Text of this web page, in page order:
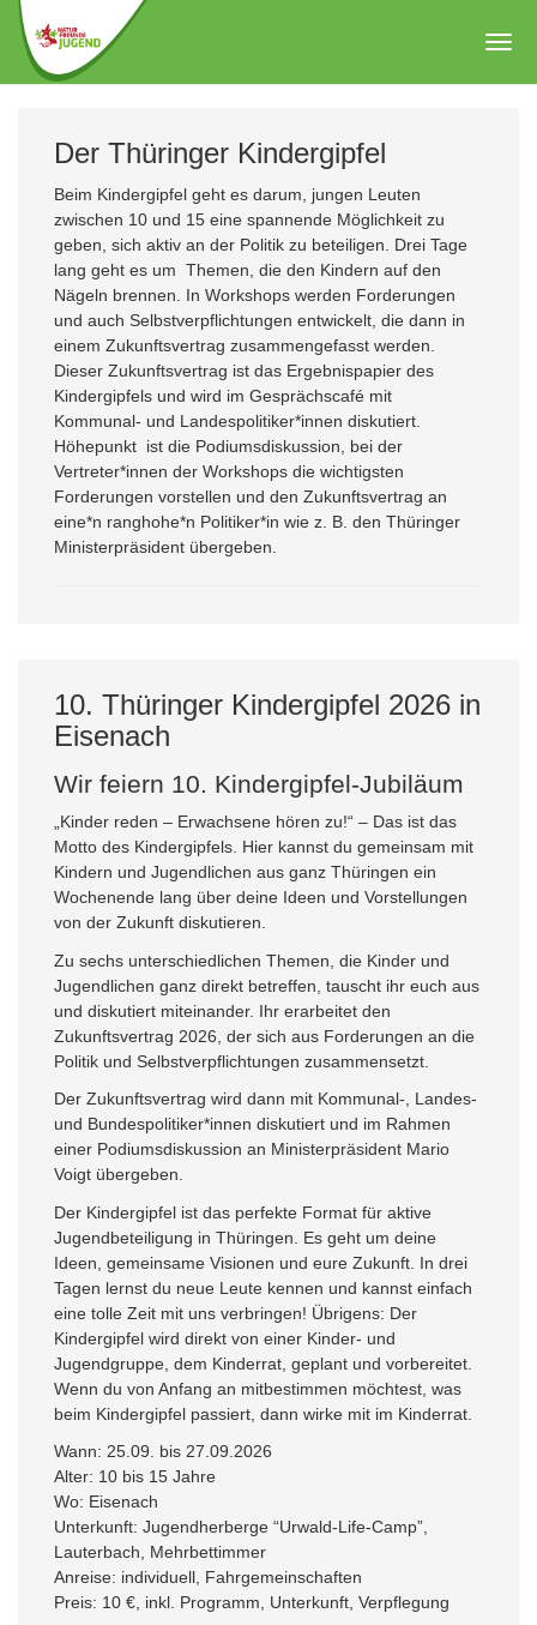
Zum
Hauptinhalt
springen
Der Thüringer Kindergipfel
Beim Kindergipfel geht es darum, jungen Leuten
zwischen 10 und 15 eine spannende Möglichkeit zu
geben, sich aktiv an der Politik zu beteiligen. Drei Tage
lang geht es um Themen, die den Kindern auf den
Nägeln brennen. In Workshops werden Forderungen
und auch Selbstverpflichtungen entwickelt, die dann in
einem Zukunftsvertrag zusammengefasst werden.
Dieser Zukunftsvertrag ist das Ergebnispapier des
Kindergipfels und wird im Gesprächscafé mit
Kommunal- und Landespolitiker*innen diskutiert.
Höhepunkt ist die Podiumsdiskussion, bei der
Vertreter*innen der Workshops die wichtigsten
Forderungen vorstellen und den Zukunftsvertrag an
eine*n ranghohe*n Politiker*in wie z. B. den Thüringer
Ministerpräsident übergeben.
10. Thüringer Kindergipfel 2026 in
Eisenach
Wir feiern 10. Kindergipfel-Jubiläum
„Kinder reden – Erwachsene hören zu!“ – Das ist das
Motto des Kindergipfels. Hier kannst du gemeinsam mit
Kindern und Jugendlichen aus ganz Thüringen ein
Wochenende lang über deine Ideen und Vorstellungen
von der Zukunft diskutieren.
Zu sechs unterschiedlichen Themen, die Kinder und
Jugendlichen ganz direkt betreffen, tauscht ihr euch aus
und diskutiert miteinander. Ihr erarbeitet den
Zukunftsvertrag 2026, der sich aus Forderungen an die
Politik und Selbstverpflichtungen zusammensetzt.
Der Zukunftsvertrag wird dann mit Kommunal-, Landes-
und Bundespolitiker*innen diskutiert und im Rahmen
einer Podiumsdiskussion an Ministerpräsident Mario
Voigt übergeben.
Der Kindergipfel ist das perfekte Format für aktive
Jugendbeteiligung in Thüringen. Es geht um deine
Ideen, gemeinsame Visionen und eure Zukunft. In drei
Tagen lernst du neue Leute kennen und kannst einfach
eine tolle Zeit mit uns verbringen! Übrigens: Der
Kindergipfel wird direkt von einer Kinder- und
Jugendgruppe, dem Kinderrat, geplant und vorbereitet.
Wenn du von Anfang an mitbestimmen möchtest, was
beim Kindergipfel passiert, dann wirke mit im Kinderrat.
Wann: 25.09. bis 27.09.2026
Alter: 10 bis 15 Jahre
Wo: Eisenach
Unterkunft: Jugendherberge “Urwald-Life-Camp”,
Lauterbach, Mehrbettimmer
Anreise: individuell, Fahrgemeinschaften
Preis: 10 €, inkl. Programm, Unterkunft, Verpflegung